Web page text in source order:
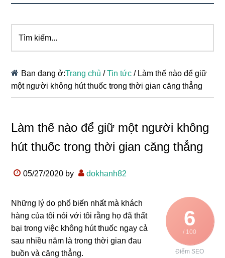
kiếm...
Bạn đang ở:Trang chủ / Tin tức /Làm thế nào để giữ
một người không hút thuốc trong thời gian căng thẳng
Làm thế nào để giữ một người không
hút thuốc trong thời gian căng thẳng
05/27/2020 by dokhanh82
6
/ 100
Điểm SEO
Những lý do phổ biến nhất mà khách
hàng của tôi nói với tôi rằng họ đã thất
bại trong việc không hút thuốc ngay cả
sau nhiều năm là trong thời gian đau
buồn và căng thẳng.